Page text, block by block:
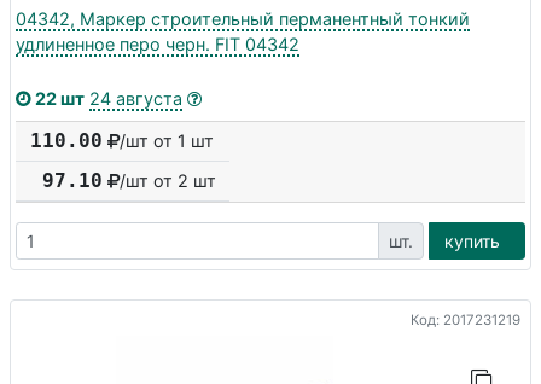
04342, Маркер строительный перманентный тонкий
удлиненное перо черн. FIT 04342
22 шт 24 августа
110.00 /шт от 1 шт
97.10 /шт от 2 шт
шт. купить
Код: 2017231219